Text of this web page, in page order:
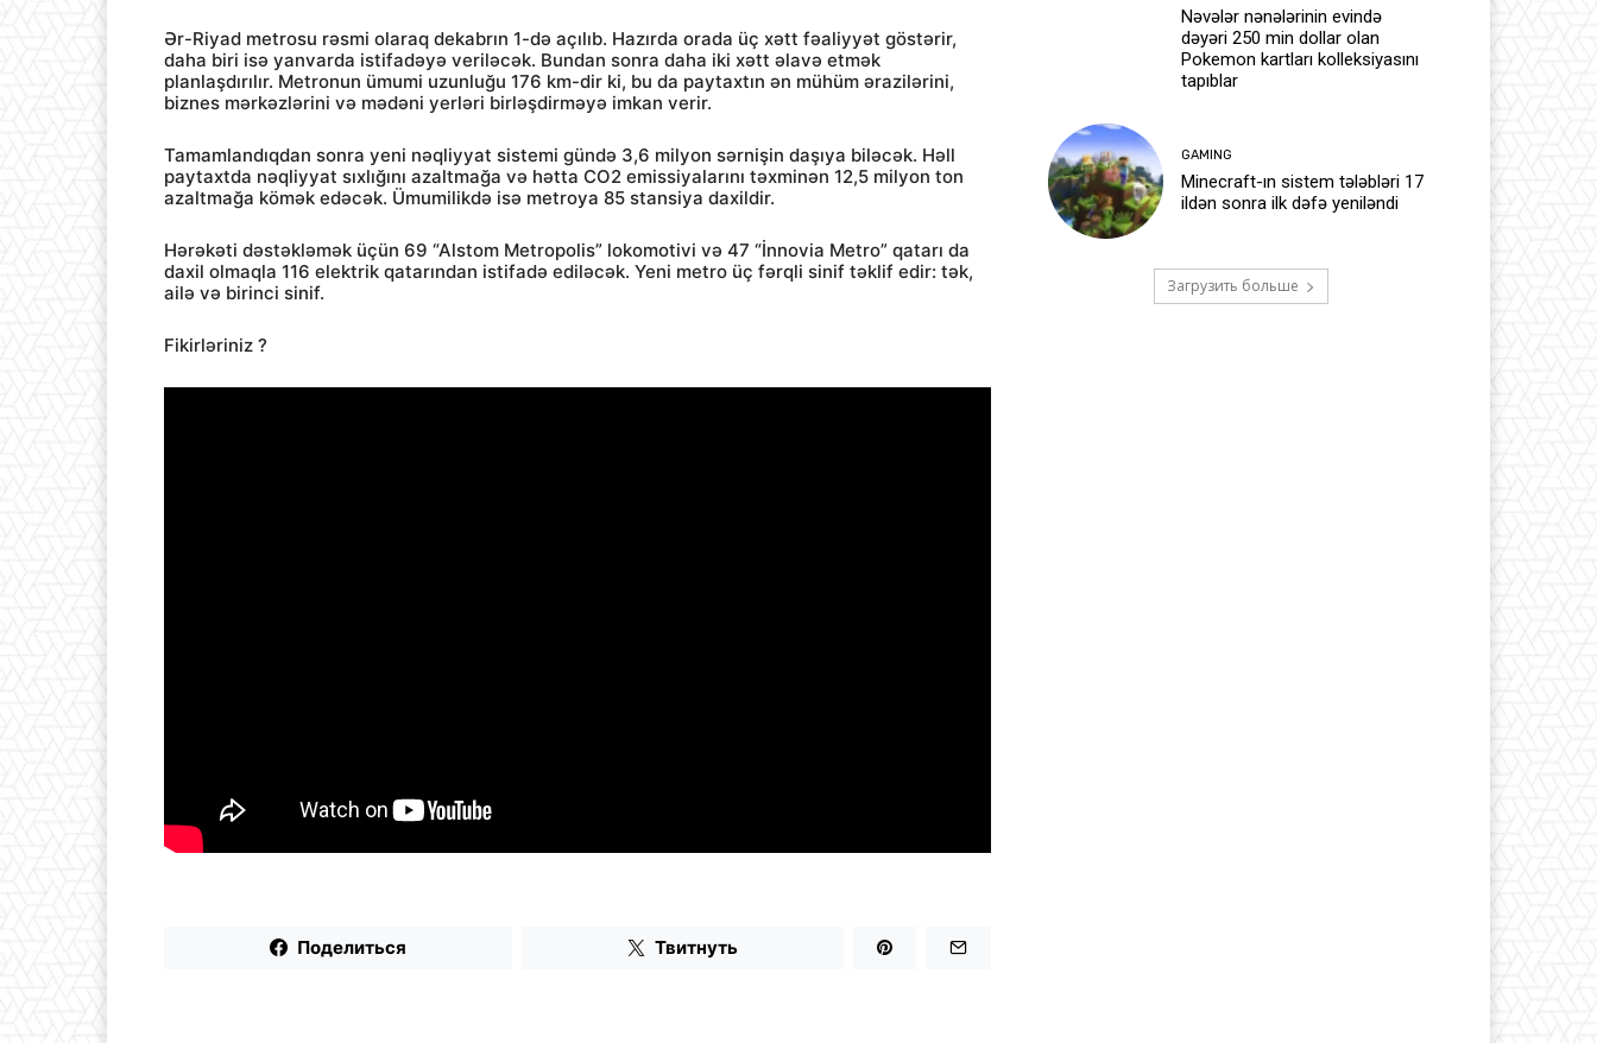
Ər-Riyad metrosu rəsmi olaraq dekabrın 1-də açılıb. Hazırda orada üç xətt fəaliyyət göstərir,
daha biri isə yanvarda istifadəyə veriləcək. Bundan sonra daha iki xətt əlavə etmək
planlaşdırılır. Metronun ümumi uzunluğu 176 km-dir ki, bu da paytaxtın ən mühüm ərazilərini,
biznes mərkəzlərini və mədəni yerləri birləşdirməyə imkan verir.
Tamamlandıqdan sonra yeni nəqliyyat sistemi gündə 3,6 milyon sərnişin daşıya biləcək. Həll
paytaxtda nəqliyyat sıxlığını azaltmağa və hətta CO2 emissiyalarını təxminən 12,5 milyon ton
azaltmağa kömək edəcək. Ümumilikdə isə metroya 85 stansiya daxildir.
Hərəkəti dəstəkləmək üçün 69 “Alstom Metropolis” lokomotivi və 47 “İnnovia Metro” qatarı da
daxil olmaqla 116 elektrik qatarından istifadə ediləcək. Yeni metro üç fərqli sinif təklif edir: tək,
ailə və birinci sinif.
Fikirləriniz ?
Поделиться Твитнуть
Nəvələr nənələrinin evində
dəyəri 250 min dollar olan
Pokemon kartları kolleksiyasını
tapıblar
GAMING
Minecraft-ın sistem tələbləri 17
ildən sonra ilk dəfə yeniləndi
Загрузить больше